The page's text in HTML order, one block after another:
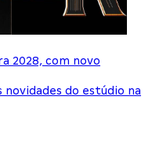
2028, com novo
novidades do estúdio na